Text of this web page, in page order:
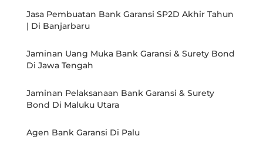
Jasa Pembuatan Bank Garansi SP2D Akhir Tahun
| Di Banjarbaru
Jaminan Uang Muka Bank Garansi & Surety Bond
Di Jawa Tengah
Jaminan Pelaksanaan Bank Garansi & Surety
Bond Di Maluku Utara
Agen Bank Garansi Di Palu